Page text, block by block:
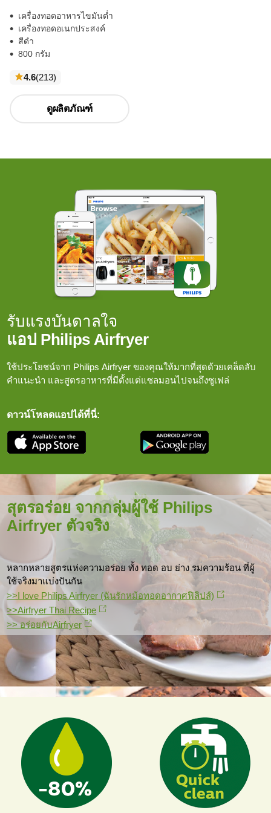
เครื่องทอดอาหารไขมันต่ำ
เครื่องทอดอเนกประสงค์
สีดำ
800 กรัม
4.6(213ความ
เห็น
)
ดูผลิตภัณฑ์
รับแรงบันดาลใจ
แอป Philips Airfryer
ใช้ประโยชน์จาก Philips Airfryer ของคุณให้มากที่สุดด้วยเคล็ดลับ
คำแนะนำ และสูตรอาหารที่มีตั้งแต่แซลมอนไปจนถึงซูเฟล่
ดาวน์โหลดแอปได้ที่นี่:
สุตรอร่อย จากกลุ่มผู้ใช้ Philips
Airfryer ตัวจริง
หลากหลายสูตรแห่งความอร่อย ทั้ง ทอด อบ ย่าง รมความร้อน ที่ผู้
ใช้จริงมาแบ่งปันกัน
>>I love Philips Airfryer (ฉันรักหม้อทอดอากาศฟิลิปส์)
>>Airfryer Thai Recipe
>> อร่อยกับAirfryer